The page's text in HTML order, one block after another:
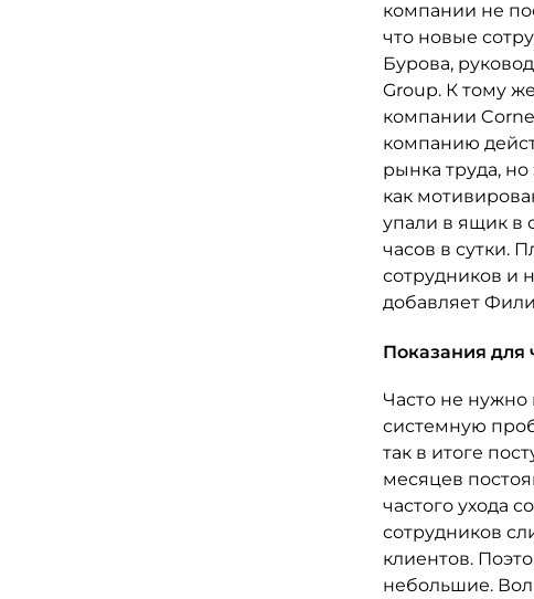
компании не
что новые
Бурова,
Group. К тому
компании
компанию
рынка труда,
как
упали в ящик в
часов в сутки.
сотрудников и
добавляет
Показания для
Часто не нужно
системную
так в итоге
месяцев
частого ухода
сотрудников
клиентов.
небольшие.